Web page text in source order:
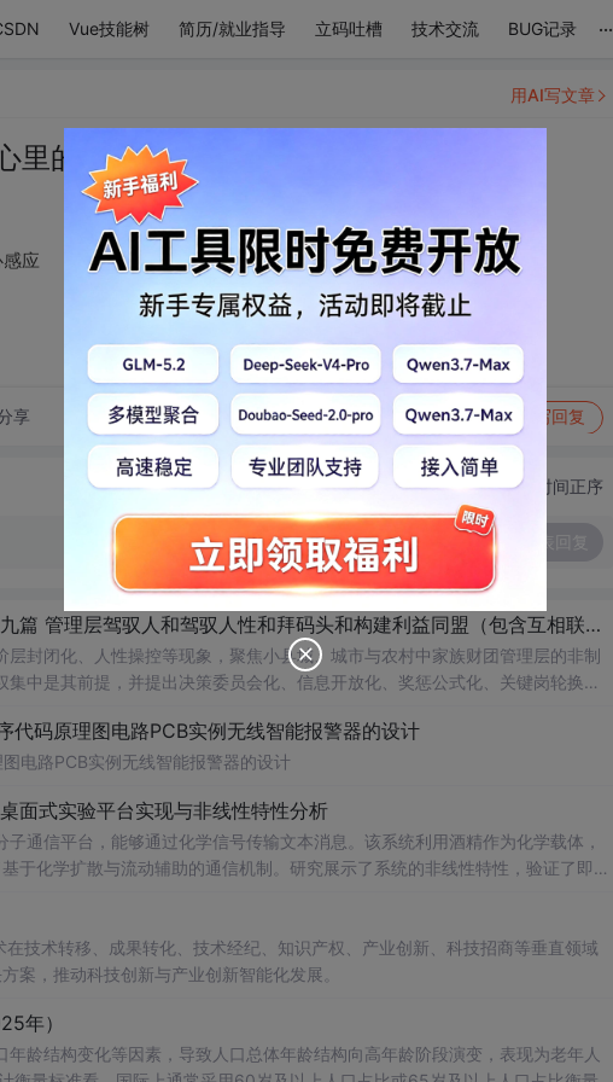
Vue技能树 简历/就业指导 立码吐槽 技术交流 BUG记录 ...
的人，只能靠心感应
应
享 转发到动态 举报 写回复
用AI写文章
切换为时间正序
【社会科学】【财团与家族利益联盟】第九十九篇 管理层驾驭人和驾驭人性和拜码头和构建利益同盟（包含互相联姻构建家族）和设置阶层障碍和壁垒的手段和规则和行为和话术列表01
封闭化、人性操控等现象，聚焦小县城、城市与农村中家族财团管理层的非制
中是其前提，并提出决策委员会化、信息开放化、奖惩公式化、关键岗轮换化
码原理图电路PCB实例无线智能报警器的设计
电路PCB实例无线智能报警器的设计
面式实验平台实现与非线性特性分析
通信平台，能够通过化学信号传输文本消息。该系统利用酒精作为化学载体，
于化学扩散与流动辅助的通信机制。研究展示了系统的非线性特性，验证了即使
等电磁不可行场景的替代通信技术发展。; 阅读建议：此资源强调
技术转移、成果转化、技术经纪、知识产权、产业创新、科技招商等垂直领域
案，推动科技创新与产业创新智能化发展。
年）
龄结构变化等因素，导致人口总体年龄结构向高年龄阶段演变，表现为老年人